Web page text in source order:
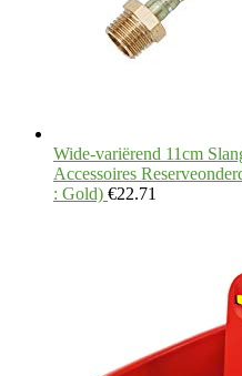
Wide-variërend 11cm
Accessoires
: Gold) €22.71